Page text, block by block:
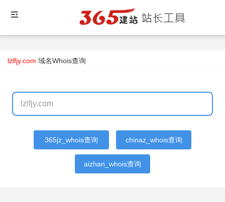
lzlfjy.com 域名Whois查询
365jz_whois查询 chinaz_whois查询
aizhan_whois查询